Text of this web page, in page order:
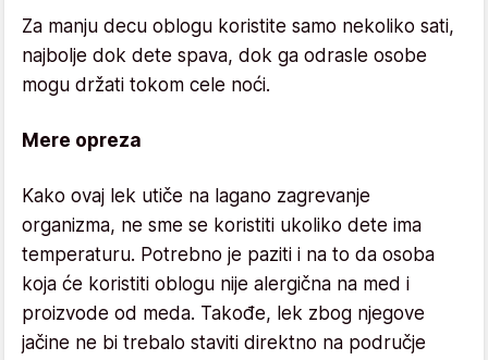
Za manju decu oblogu koristite samo nekoliko sati,
najbolje dok dete spava, dok ga odrasle osobe
mogu držati tokom cele noći.
Mere opreza
Kako ovaj lek utiče na lagano zagrevanje
organizma, ne sme se koristiti ukoliko dete ima
temperaturu. Potrebno je paziti i na to da osoba
koja će koristiti oblogu nije alergična na med i
proizvode od meda. Takođe, lek zbog njegove
jačine ne bi trebalo staviti direktno na područje